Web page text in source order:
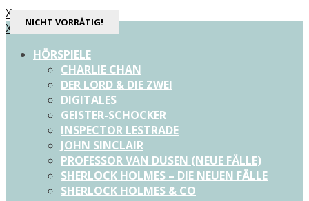
X
X
HÖRSPIELE
CHARLIE CHAN
DER LORD & DIE ZWEI
DIGITALES
GEISTER-SCHOCKER
INSPECTOR LESTRADE
JOHN SINCLAIR
PROFESSOR VAN DUSEN (NEUE FÄLLE)
SHERLOCK HOLMES – DIE NEUEN FÄLLE
SHERLOCK HOLMES & CO
NICHT VORRÄTIG!
NICHT VORRÄTIG!